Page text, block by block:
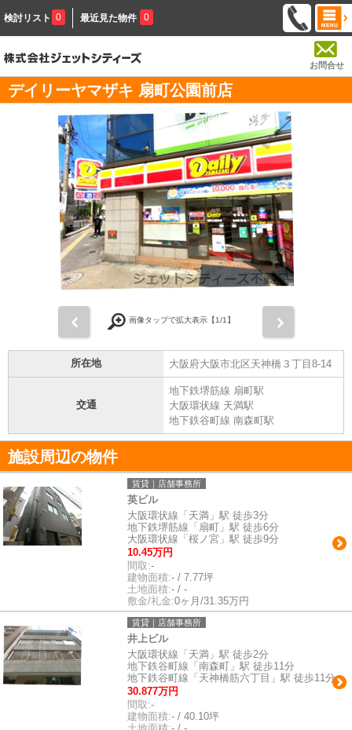
検討リスト 0 最近見た物件 0
お問合せ
デイリーヤマザキ 扇町公園前店
画像タップで拡大表示【1/1】
所在地 大阪府大阪市北区天神橋３丁目8-14
交通
地下鉄堺筋線 扇町駅
大阪環状線 天満駅
地下鉄谷町線 南森町駅
施設周辺の物件
賃貸｜店舗事務所
英ビル
大阪環状線「天満」駅 徒歩3分
地下鉄堺筋線「扇町」駅 徒歩6分
大阪環状線「桜ノ宮」駅 徒歩9分
10.45万円
間取:-
建物面積:- / 7.77坪
土地面積:- / -
敷金/礼金:0ヶ月/31.35万円
賃貸｜店舗事務所
井上ビル
大阪環状線「天満」駅 徒歩2分
地下鉄谷町線「南森町」駅 徒歩11分
地下鉄谷町線「天神橋筋六丁目」駅 徒歩11分
30.877万円
間取:-
建物面積:- / 40.10坪